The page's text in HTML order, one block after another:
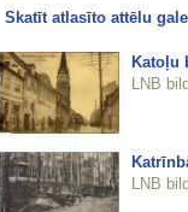
Skatīt atlasīto attēlu
Katoļu
LNB
LNB